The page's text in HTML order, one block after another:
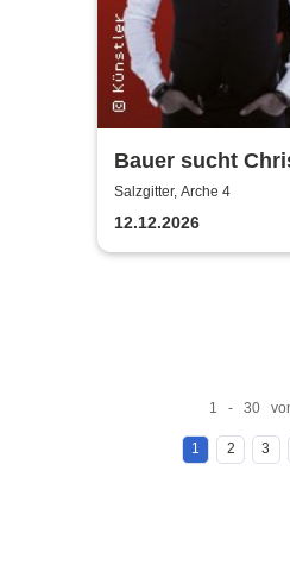
Bauer sucht
Ralf Bauer & Pat
Salzgitter, Arche 4
12.12.2026
1 - 30
1 2 3